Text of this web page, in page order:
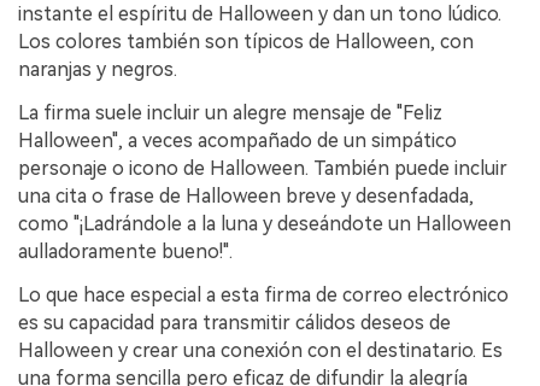
instante el espíritu de Halloween y dan un tono lúdico.
Los colores también son típicos de Halloween, con
naranjas y negros.
La firma suele incluir un alegre mensaje de "Feliz
Halloween", a veces acompañado de un simpático
personaje o icono de Halloween. También puede incluir
una cita o frase de Halloween breve y desenfadada,
como "¡Ladrándole a la luna y deseándote un Halloween
aulladoramente bueno!".
Lo que hace especial a esta firma de correo electrónico
es su capacidad para transmitir cálidos deseos de
Halloween y crear una conexión con el destinatario. Es
una forma sencilla pero eficaz de difundir la alegría